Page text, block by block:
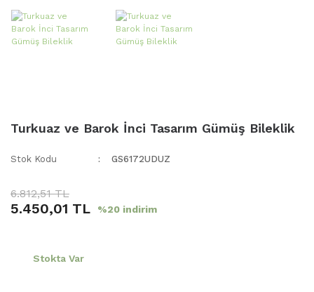
Turkuaz ve Barok İnci Tasarım Gümüş Bileklik
Stok Kodu GS6172UDUZ
6.812,51 TL
5.450,01 TL %20 indirim
Stokta Var